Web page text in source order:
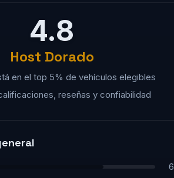
4.8
Host Dorado
en el top 5% de vehículos elegibles
reseñas y confiabilidad
6